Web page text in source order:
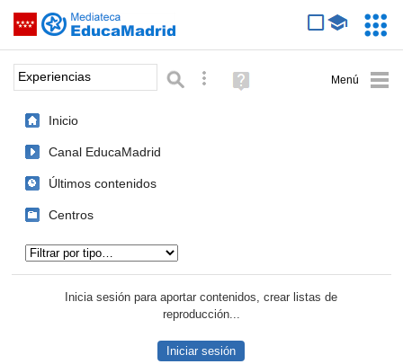
Saltar navegación
Palabra o frase: Búsqueda avanzada
Ayuda
(en
Inicio
Canal EducaMadrid
Últimos contenidos
Centros
Inicia sesión para aportar contenidos, crear listas de
reproducción...
Iniciar sesión